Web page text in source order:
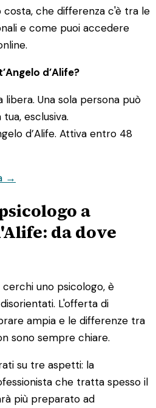
costa, che differenza c'è tra le
e come puoi accedere
d’Alife?
libera. Una sola persona può
esclusiva.
d’Alife. Attiva entro 48
→
a
da dove
uno psicologo, è
L'offerta di
ampia e le differenze tra
sono sempre chiare.
su tre aspetti: la
che tratta spesso il
più preparato ad